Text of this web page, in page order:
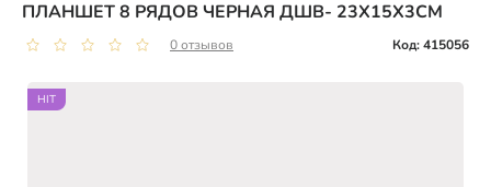
ПЛАНШЕТ 8 РЯДОВ ЧЕРНАЯ ДШВ- 23Х15Х3СМ
0 отзывов Код: 415056
HIT
HIT
HIT